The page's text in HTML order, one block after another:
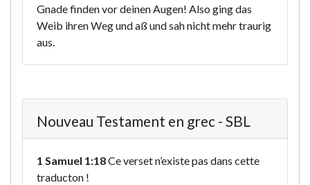
Gnade finden vor deinen Augen! Also ging das
Weib ihren Weg und aß und sah nicht mehr traurig
aus.
Nouveau Testament en grec - SBL
1 Samuel 1:18Ce verset n’existe pas dans cette
traducton !